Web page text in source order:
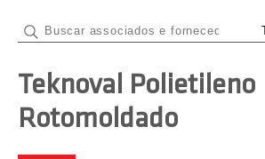
Teknoval Polietileno
Rotomoldado